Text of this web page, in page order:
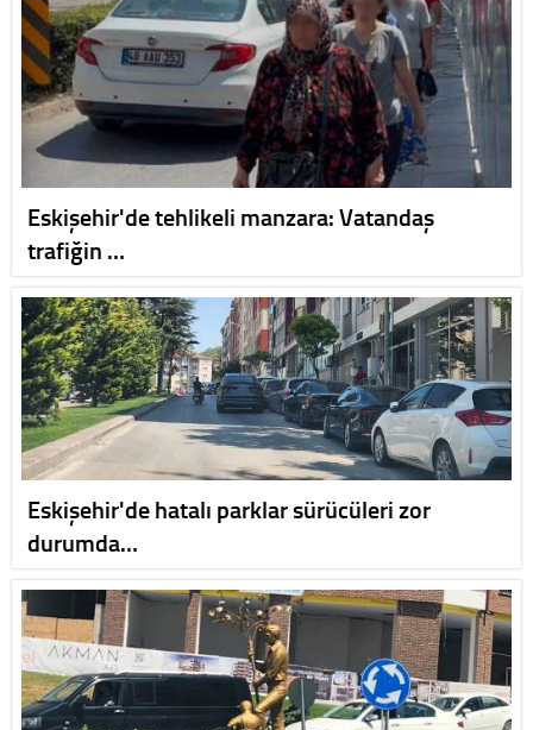
Eskişehir'de tehlikeli manzara: Vatandaş
trafiğin …
Eskişehir'de hatalı parklar sürücüleri zor
durumda…